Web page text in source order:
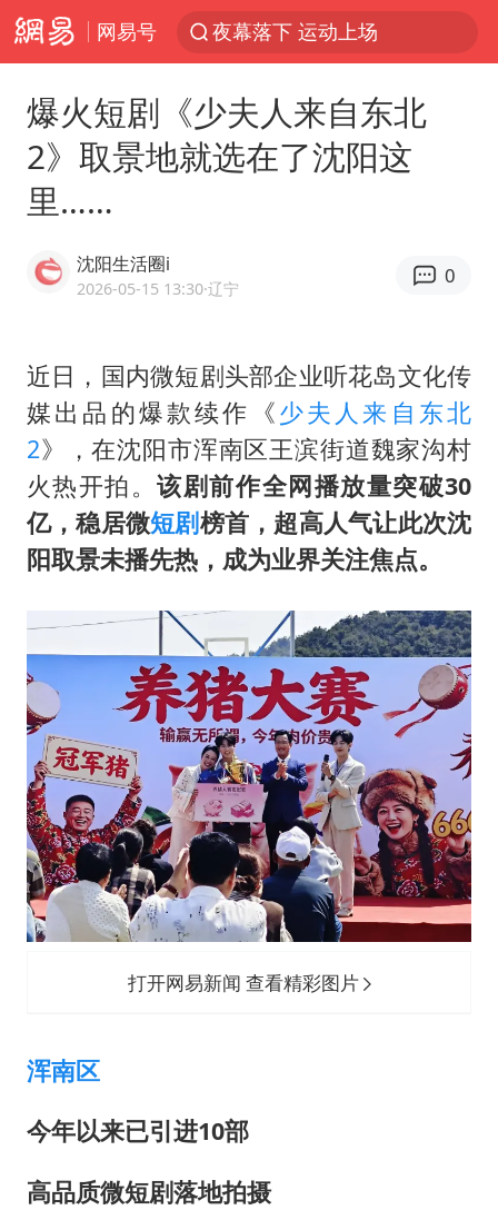
网易号
夜幕落下 运动上场
改名后的“青海拉面”店
段绚竞因公牺牲 年仅44岁
女子开一天一夜空调后二氧化碳中毒
97岁英国奶奶飞上天再破吉尼斯纪录
“空调24小时开着更省电”不实
“不建议大家买深色蛋糕”
男子结婚8年3个女儿均非亲生
985博士后被曝在妻子孕期出轨后续
公司“上四休三”但要降薪1000元
47岁妈妈突然产女 26岁女儿：很震惊
如何把百年大党建设得更加坚强有力？
爆火短剧《少夫人来自东北
2》取景地就选在了沈阳这
里……
沈阳生活圈i
2026-05-15 13:30·辽宁
0
近日，国内微短剧头部企业听花岛文化传
媒出品的爆款续作《少夫人来自东北
2》，在沈阳市浑南区王滨街道魏家沟村
火热开拍。该剧前作全网播放量突破30
亿，稳居微短剧榜首，超高人气让此次沈
阳取景未播先热，成为业界关注焦点。
打开网易新闻 查看精彩图片
浑南区
今年以来已引进10部
高品质微短剧落地拍摄